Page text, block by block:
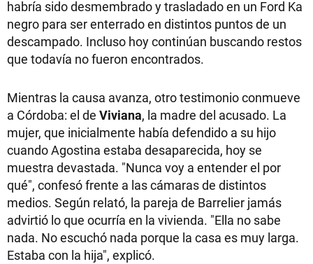
habría sido desmembrado y trasladado en un Ford Ka
negro para ser enterrado en distintos puntos de un
descampado. Incluso hoy continúan buscando restos
que todavía no fueron encontrados.
Mientras la causa avanza, otro testimonio conmueve
a Córdoba: el de Viviana, la madre del acusado. La
mujer, que inicialmente había defendido a su hijo
cuando Agostina estaba desaparecida, hoy se
muestra devastada. "Nunca voy a entender el por
qué", confesó frente a las cámaras de distintos
medios. Según relató, la pareja de Barrelier jamás
advirtió lo que ocurría en la vivienda. "Ella no sabe
nada. No escuchó nada porque la casa es muy larga.
Estaba con la hija", explicó.